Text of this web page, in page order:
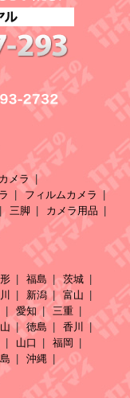
メラ
フィルムカメラ
三脚 カメラ用品
福島
茨城
新潟
富山
愛知
三重
徳島
香川
山口
福岡
沖縄